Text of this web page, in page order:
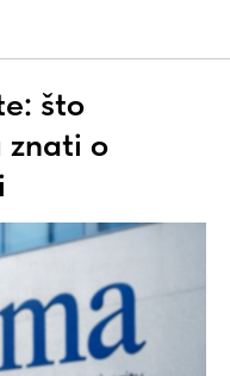
što
znati o